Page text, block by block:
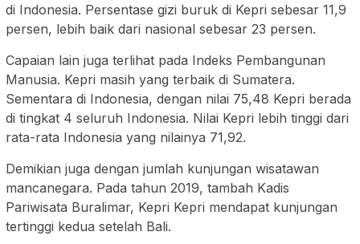
di Indonesia. Persentase gizi buruk di Kepri sebesar 11,9
persen, lebih baik dari nasional sebesar 23 persen.
Capaian lain juga terlihat pada Indeks Pembangunan
Manusia. Kepri masih yang terbaik di Sumatera.
Sementara di Indonesia, dengan nilai 75,48 Kepri berada
di tingkat 4 seluruh Indonesia. Nilai Kepri lebih tinggi dari
rata-rata Indonesia yang nilainya 71,92.
Demikian juga dengan jumlah kunjungan wisatawan
mancanegara. Pada tahun 2019, tambah Kadis
Pariwisata Buralimar, Kepri Kepri mendapat kunjungan
tertinggi kedua setelah Bali.